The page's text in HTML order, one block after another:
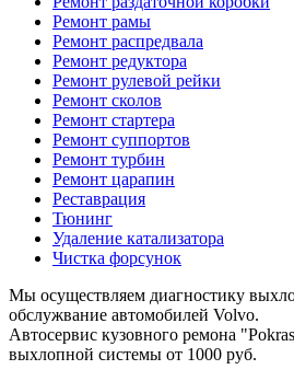
Ремонт рамы
Ремонт распредвала
Ремонт редуктора
Ремонт рулевой рейки
Ремонт сколов
Ремонт стартера
Ремонт суппортов
Ремонт турбин
Ремонт царапин
Реставрация
Тюнинг
Удаление катализатора
Чистка форсунок
Мы осуществляем диагностику
обслужвание автомобилей Volvo.
Автосервис кузовного ремона
выхлопной системы от 1000 руб.